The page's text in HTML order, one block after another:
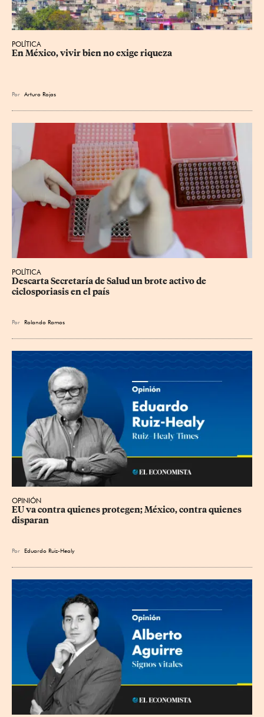
POLÍTICA
En México, vivir bien no exige riqueza
Por Arturo Rojas
POLÍTICA
Descarta Secretaría de Salud un brote activo de
ciclosporiasis en el país
Por Rolando Ramos
OPINIÓN
EU va contra quienes protegen; México, contra quienes
disparan
Por Eduardo Ruiz-Healy